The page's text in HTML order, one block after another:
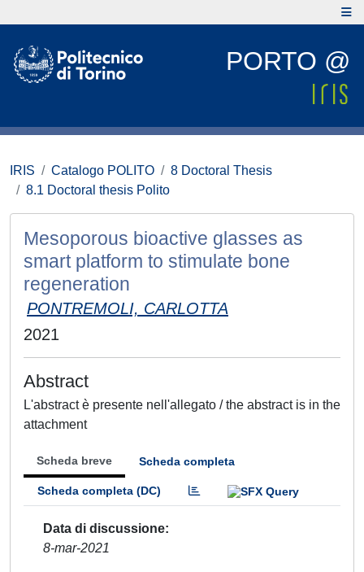
PORTO @
IRIS Catalogo POLITO
8 Doctoral Thesis
8.1 Doctoral thesis Polito
Mesoporous bioactive glasses as
smart platform to stimulate bone
regeneration
PONTREMOLI, CARLOTTA
2021
Abstract
L'abstract è presente nell'allegato / the abstract is in the
attachment
Scheda breve Scheda completa
Scheda completa (DC)
Data di discussione
8-mar-2021